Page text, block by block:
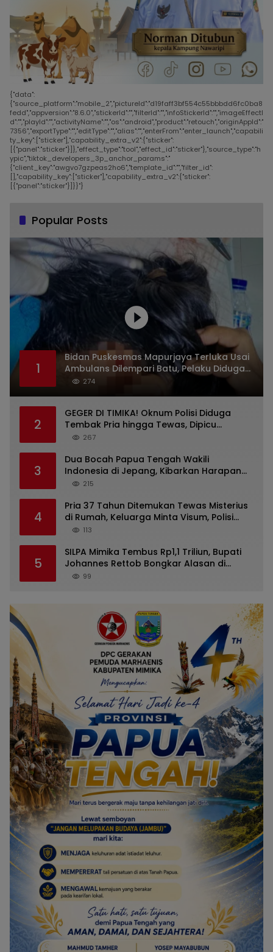
{"data":
{"source_platform":"mobile_2","pictureId":"d19faff3bf554c55bbbdd6fc0ba8
fedd","appversion":"8.6.0","stickerId":"","filterId":"","infoStickerId":"","imageEffectI
d":"","playId":"","activityName":"","os":"android","product":"retouch","originAppId":"
7356","exportType":"","editType":"","alias":"","enterFrom":"enter_launch","capabili
ty_key":["sticker"],"capability_extra_v2":{"sticker":
[{"panel":"sticker"}]},"effect_type":"tool","effect_id":"sticker"},"source_type":"h
ypic","tiktok_developers_3p_anchor_params":"
{"client_key":"awgvo7gzpeas2ho6","template_id":"","filter_id":
[],"capability_key":["sticker"],"capability_extra_v2":{"sticker":
[{"panel":"sticker"}]}}"}
Popular Posts
1
Bidan Puskesmas Mapurjaya Terluka Usai
Ambulans Dilempari Batu, Pelaku Diduga
Kelompok Mabuk di Jalan Poros Timika
274
2
GEGER DI TIMIKA! Oknum Polisi Diduga
Tembak Pria hingga Tewas, Dipicu
Dugaan Persoalan Rumah Tangga
267
3
Dua Bocah Papua Tengah Wakili
Indonesia di Jepang, Kibarkan Harapan
dari Mimika ke Panggung Dunia
215
4
Pria 37 Tahun Ditemukan Tewas Misterius
di Rumah, Keluarga Minta Visum, Polisi
Diminta Ungkap Penyebab Kematian
113
5
SILPA Mimika Tembus Rp1,1 Triliun, Bupati
Johannes Rettob Bongkar Alasan di
Depan DPRK: Uang Tidak Hilang!
99